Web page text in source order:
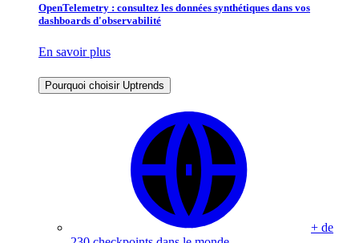
OpenTelemetry : consultez les données synthétiques dans vos
dashboards d'observabilité
En savoir plus
Pourquoi choisir Uptrends
+ de